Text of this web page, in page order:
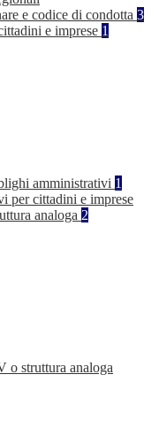
e codice di condotta 3
e imprese 1
amministrativi 1
per cittadini e imprese
analoga 2
o struttura analoga